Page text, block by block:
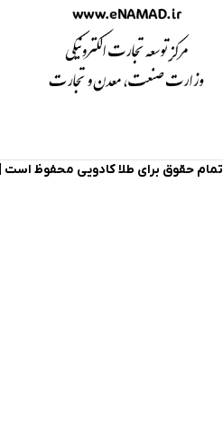
تمام حقوق برای طلا کادویی محفوظ است |